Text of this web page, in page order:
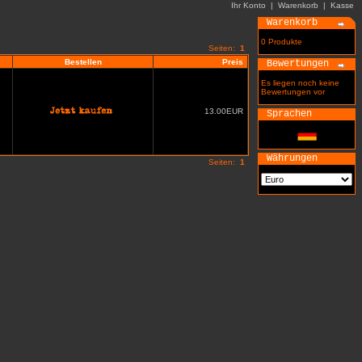
Ihr Konto | Warenkorb | Kasse
Seiten: 1
Bestellen Preis
13.00EUR
Seiten: 1
Warenkorb
0 Produkte
Bewertungen
Es liegen noch keine
Bewertungen vor
Sprachen
Währungen